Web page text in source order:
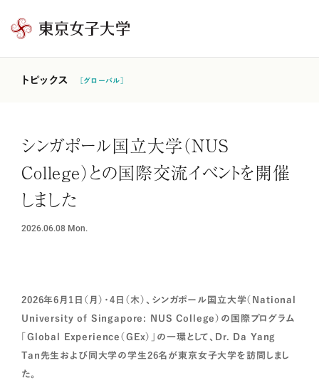
東
トピックス ［グローバル］
シンガポール国立大学（NUS
College）との国際交流イベントを開催
しました
2026.06.08 Mon.
2026年6月1日（月）・4日（木）、シンガポール国立大学（National
University of Singapore: NUS College）の国際プログラム
「Global Experience（GEx）」の一環として、Dr. Da Yang
Tan先生および同大学の学生26名が東京女子大学を訪問しまし
た。